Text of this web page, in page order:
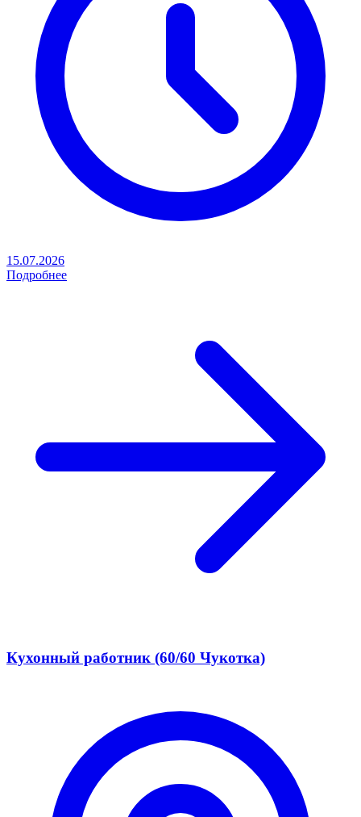
15.07.2026
Подробнее
Кухонный работник (60/60 Чукотка)